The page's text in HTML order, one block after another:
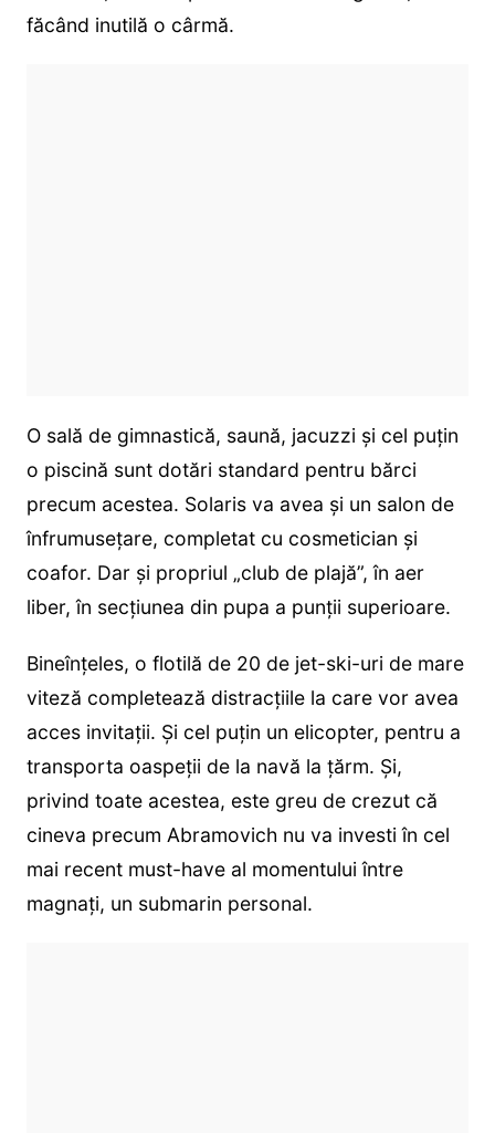
făcând inutilă o cârmă.
O sală de gimnastică, saună, jacuzzi și cel puțin
o piscină sunt dotări standard pentru bărci
precum acestea. Solaris va avea și un salon de
înfrumusețare, completat cu cosmetician și
coafor. Dar și propriul „club de plajă”, în aer
liber, în secțiunea din pupa a punții superioare.
Bineînțeles, o flotilă de 20 de jet-ski-uri de mare
viteză completează distracțiile la care vor avea
acces invitații. Și cel puțin un elicopter, pentru a
transporta oaspeții de la navă la țărm. Și,
privind toate acestea, este greu de crezut că
cineva precum Abramovich nu va investi în cel
mai recent must-have al momentului între
magnați, un submarin personal.